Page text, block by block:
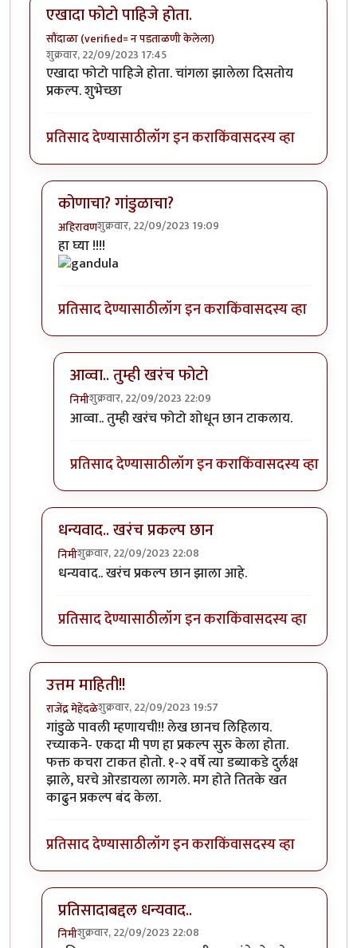
एखादा फोटो पाहिजे होता.
सौंदाळा (verified= न पडताळणी केलेला)
शुक्रवार, 22/09/2023 17:45
एखादा फोटो पाहिजे होता. चांगला झालेला दिसतोय
प्रकल्प. शुभेच्छा
प्रतिसाद देण्यासाठीलॉग इन कराकिंवासदस्य व्हा
कोणाचा? गांडुळाचा?
अहिरावणशुक्रवार, 22/09/2023 19:09
In reply to
हा घ्या !!!!
प्रतिसाद देण्यासाठीलॉग इन कराकिंवासदस्य व्हा
आव्वा.. तुम्ही खरंच फोटो
निमीशुक्रवार, 22/09/2023 22:09
In reply toकोणाचा? गांडुळाचा?byअहिरावण
आव्वा.. तुम्ही खरंच फोटो शोधून छान टाकलाय.
प्रतिसाद देण्यासाठीलॉग इन कराकिंवासदस्य व्हा
धन्यवाद.. खरंच प्रकल्प छान
निमीशुक्रवार, 22/09/2023 22:08
In reply toएखादा फोटो पाहिजे होता.by
धन्यवाद.. खरंच प्रकल्प छान झाला आहे.
प्रतिसाद देण्यासाठीलॉग इन कराकिंवासदस्य व्हा
उत्तम माहिती!!
राजेंद्र मेहेंदळेशुक्रवार, 22/09/2023 19:57
गांडुळे पावली म्हणायची!! लेख छानच लिहिलाय.
रच्याकने- एकदा मी पण हा प्रकल्प सुरु केला होता.
फक्त कचरा टाकत होतो. १-२ वर्षे त्या डब्याकडे दुर्लक्ष
झाले, घरचे ओरडायला लागले. मग होते तितके खत
काढुन प्रकल्प बंद केला.
प्रतिसाद देण्यासाठीलॉग इन कराकिंवासदस्य व्हा
प्रतिसादाबद्दल धन्यवाद..
निमीशुक्रवार, 22/09/2023 22:08